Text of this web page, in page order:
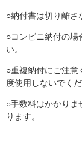
○納付書は切り離さ
○コンビニ納付の場
い。
○重複納付にご注意
度使用しないでくだ
○手数料はかかりま
ります。